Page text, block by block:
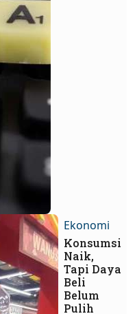
Ekonomi
Konsumsi
Naik,
Tapi Daya
Beli
Belum
Pulih